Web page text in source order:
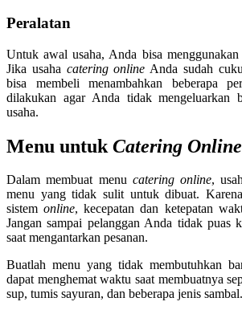
Peralatan
Untuk awal usaha, Anda bisa
Jika usaha catering online Anda sudah
bisa membeli menambahkan beberapa
dilakukan agar Anda tidak mengeluarkan
usaha.
Menu untuk Catering Online
Dalam membuat menu catering online,
menu yang tidak sulit untuk dibuat.
sistemonline, kecepatan dan ketepatan
Jangan sampai pelanggan Anda tidak puas
saat mengantarkan pesanan.
Buatlah menu yang tidak membutuhkan
dapat menghemat waktu saat membuatnya
sup, tumis sayuran, dan beberapa jenis sambal.